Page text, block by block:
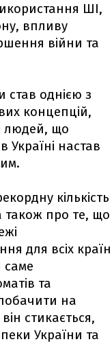
ШІ,
впливу
війни та
однією з
концепцій,
людей, що
Україні настав
кількість
також про те, що
для всіх країн
саме
та
на
стикається,
України та